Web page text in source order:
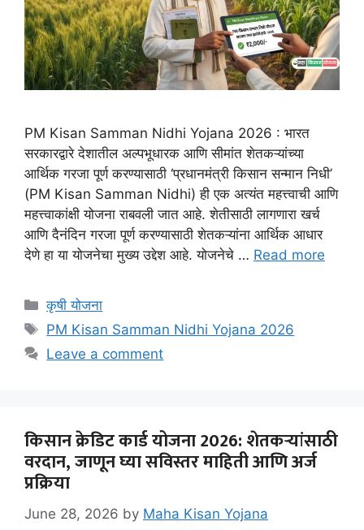
PM Kisan Samman Nidhi Yojana 2026 : भारत
सरकारद्वारे देशातील अल्पभूधारक आणि सीमांत शेतकऱ्यांच्या
आर्थिक गरजा पूर्ण करण्यासाठी ‘प्रधानमंत्री किसान सन्मान निधी’
(PM Kisan Samman Nidhi) ही एक अत्यंत महत्त्वाची आणि
महत्त्वाकांक्षी योजना राबवली जात आहे. शेतीसाठी लागणारा खर्च
आणि दैनंदिन गरजा पूर्ण करण्यासाठी शेतकऱ्यांना आर्थिक आधार
देणे हा या योजनेचा मुख्य उद्देश आहे. योजनेचे … Read more
Categories
कृषी योजना
Tags
PM Kisan Samman Nidhi Yojana 2026
Leave a comment
किसान क्रेडिट कार्ड योजना 2026: शेतकऱ्यांसाठी
वरदान, जाणून घ्या सविस्तर माहिती आणि अर्ज
प्रक्रिया
June 28, 2026 by Maha Kisan Yojana